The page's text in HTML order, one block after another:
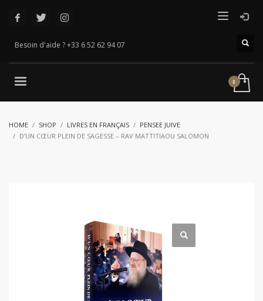
Besoin d'aide ? +33 6 52 62 94 07
HOME SHOP LIVRES EN FRANÇAIS
PENSEE JUIVE
D’UN CŒUR PLEIN DE SAGESSE – RAV MATTITIAOU SALOMON